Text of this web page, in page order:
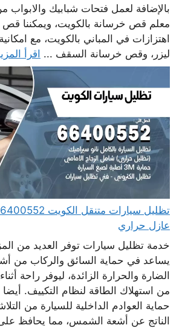
بالإضافة لعمل فتحات شبابيك
معلم قص خرسانة بالكويت، ويمكننا
اهتزازات في المباني بالكويت، مع
ليزر، وقص خرسانة السقف ... اقرأ
عازل حراري
خدمة تظليل سيارات توفر العديد من
يساعد في حماية السائق والركاب من
الضارة والحرارة الزائدة، ليوفر راحة
من استهلاك الطاقة لنظام التكييف.
حماية العوادم الداخلية للسيارة من
الناتج عن أشعة الشمس، مما يحافظ